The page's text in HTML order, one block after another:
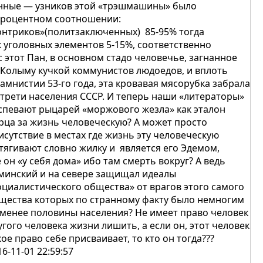
— узников этой «трэшмашины» было
соотношении:
85-95% тогда
уголовных элементов 5-15%, соответственно
этот Пан, в основном стадо человечье, загнанное
кучкой коммунистов людоедов, и вплоть
53-го года, эта кровавая мясорубка забрала
населения СССР. И теперь наши «литераторы»
рыцарей «моржового жезла» как эталон
за жизнь человеческую? А может просто
в местах где жизнь эту человеческую
словно жилку и является его Эдемом,
он «у себя дома» ибо там смерть вокруг? А ведь
и на севере защищал идеалы
общества» от врагов этого самого
которых по странному факту было немногим
половины населения? Не имеет право человек
человека жизни лишить, а если он, этот человек
право себе присваивает, то кто он тогда???
11-01 22:59:57